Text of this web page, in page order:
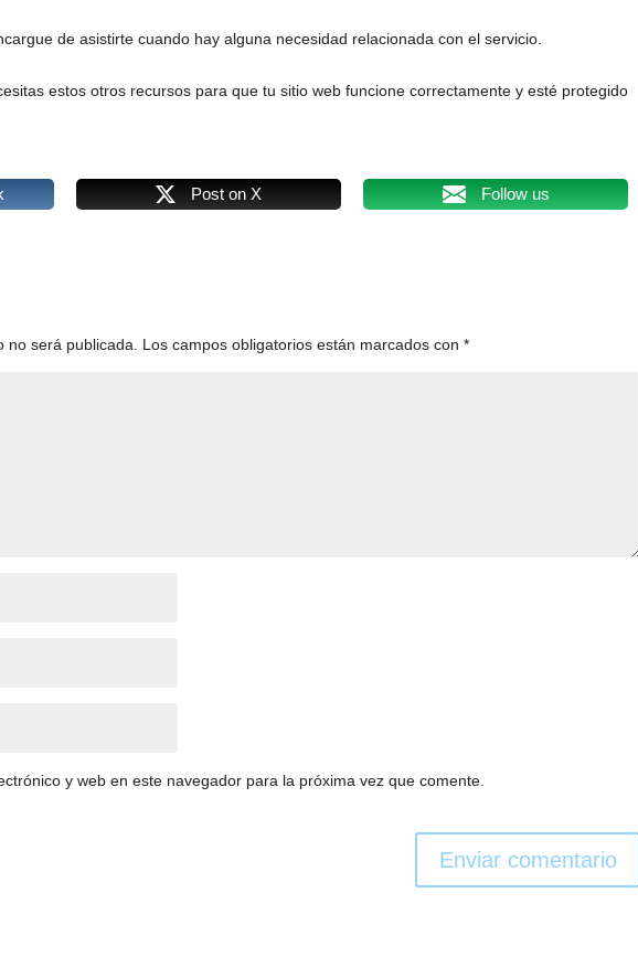
de asistirte cuando hay alguna necesidad relacionada con el servicio.
estos otros recursos para que tu sitio web funcione correctamente y esté protegido
Post on X Follow us
no será publicada. Los campos obligatorios están marcados con*
y web en este navegador para la próxima vez que comente.
Enviar comentario